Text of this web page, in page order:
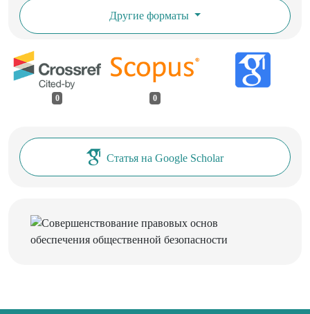
Другие форматы
0 0
Статья на Google Scholar